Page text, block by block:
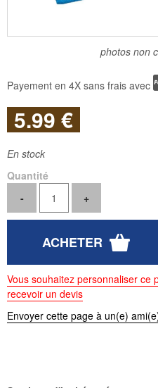
photos non
Payement en 4X sans frais avec
5.99 €
En stock
Quantité
Vous souhaitez personnaliser ce
recevoir un devis
Envoyer cette page à un(e)